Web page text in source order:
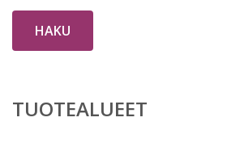
HAKU
TUOTEALUEET